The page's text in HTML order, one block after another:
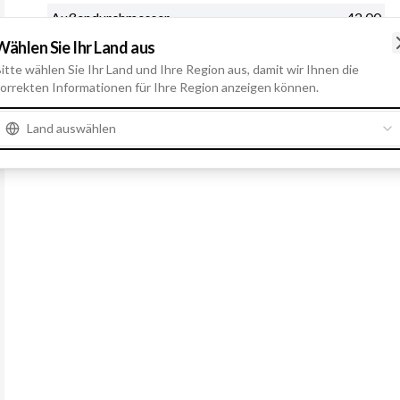
Außendurchmesser
42.00
Löcheranzahl
Gesamtlänge
89.50
Sie Ihr Land aus
wählen Sie Ihr Land und Ihre Region aus, damit wir Ihnen die
Informationen für Ihre Region anzeigen können.
Land auswählen